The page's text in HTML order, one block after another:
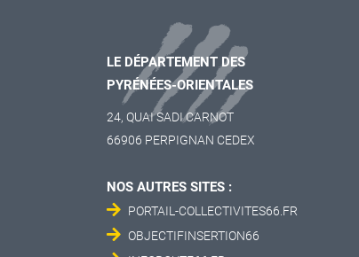
LE DÉPARTEMENT DES
PYRÉNÉES-ORIENTALES
24, QUAI SADI CARNOT
66906 PERPIGNAN CEDEX
NOS AUTRES SITES :
PORTAIL-COLLECTIVITES66.FR
OBJECTIFINSERTION66